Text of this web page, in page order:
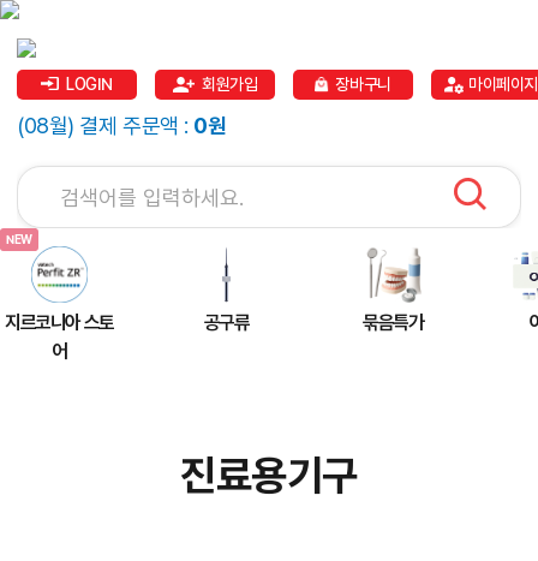
LOGIN 회원가입 장바구니 마이페이지
(08월) 결제 주문액 : 0원
지르코니아 스토
어
공구류 묶음특가
진료용기구